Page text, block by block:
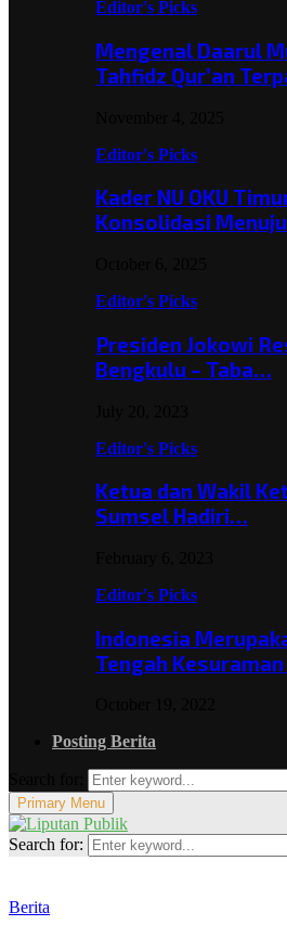
Editor's Picks
Mengenal Daarul
Tahfidz Qur’an
Editor's Picks
Kader NU OKU
Konsolidasi
Editor's Picks
Presiden Jokowi
Bengkulu – Taba…
Editor's Picks
Ketua dan Wakil
Sumsel Hadiri…
Editor's Picks
Indonesia
Tengah
Posting Berita
Primary Menu
Search for:
Berita